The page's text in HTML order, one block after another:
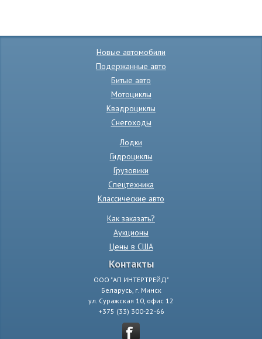
Новые автомобили
Подержанные авто
Битые авто
Мотоциклы
Квадроциклы
Снегоходы
Лодки
Гидроциклы
Грузовики
Спецтехника
Классические авто
Как заказать?
Аукционы
Цены в США
Контакты
ООО "АП ИНТЕРТРЕЙД"
Беларусь, г. Минск
ул. Суражская 10, офис 12
+375 (33) 300-22-66